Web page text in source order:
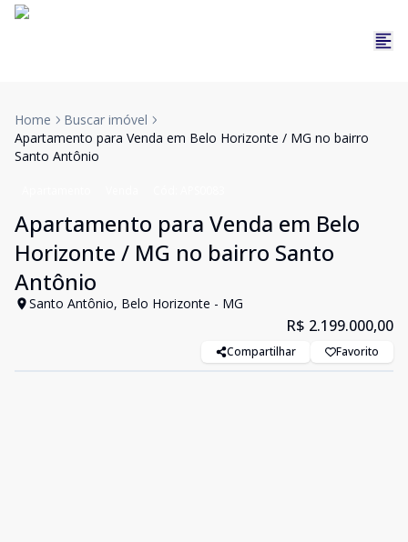
Home
Buscar imóvel
Apartamento para Venda em Belo Horizonte / MG no bairro
Santo Antônio
Apartamento para Venda em Belo
Horizonte / MG no bairro Santo
Antônio
Santo Antônio, Belo Horizonte - MG
R$ 2.199.000,00
Compartilhar Favorito